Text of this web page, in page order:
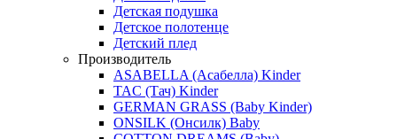
Детская подушка
Детское полотенце
Детский плед
Производитель
ASABELLA (Асабелла) Kinder
TAC (Тач) Kinder
GERMAN GRASS (Baby Kinder)
ONSILK (Онсилк) Baby